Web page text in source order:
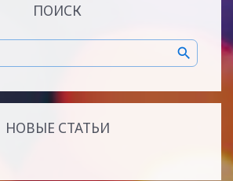
ПОИСК
НОВЫЕ СТАТЬИ